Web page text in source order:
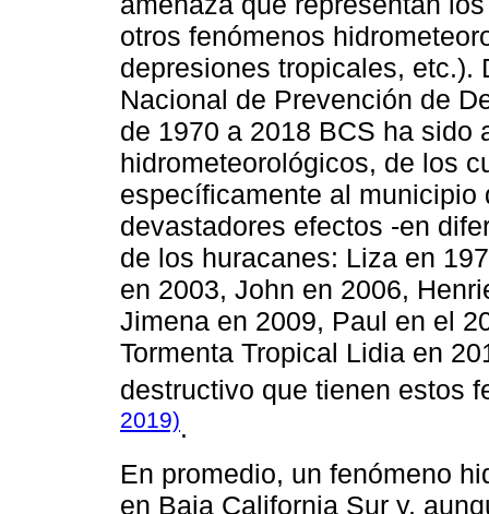
otros fenómenos
depresiones tropicales, etc.).
Nacional de Prevención de
de 1970 a 2018 BCS ha sido
hidrometeorológicos, de los
específicamente al municipio
devastadores efectos -en
de los huracanes: Liza en
en 2003, John en 2006,
Jimena en 2009, Paul en el
Tormenta Tropical Lidia en
destructivo que tienen estos
2019).
En promedio, un fenómeno
en Baja California Sur y,